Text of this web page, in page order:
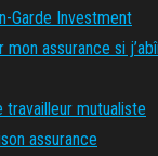
Garde Investment
assurance si
travailleur mutualiste
assurance